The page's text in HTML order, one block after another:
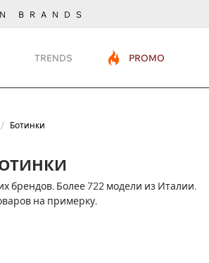
BRANDS
TRENDS PROMO
Ботинки
брендов. Более 722 модели из Италии.
на примерку.